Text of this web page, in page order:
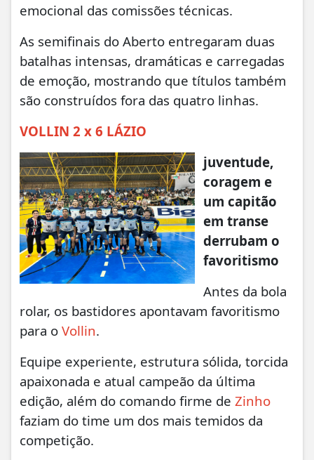
emocional das comissões técnicas.
As semifinais do Aberto entregaram duas
batalhas intensas, dramáticas e carregadas
de emoção, mostrando que títulos também
são construídos fora das quatro linhas.
VOLLIN 2 x 6 LÁZIO
juventude,
coragem e
um capitão
em transe
derrubam o
favoritismo
Antes da bola
rolar, os bastidores apontavam favoritismo
para o Vollin.
Equipe experiente, estrutura sólida, torcida
apaixonada e atual campeão da última
edição, além do comando firme de Zinho
faziam do time um dos mais temidos da
competição.